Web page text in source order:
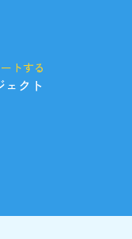
トする
ェクト